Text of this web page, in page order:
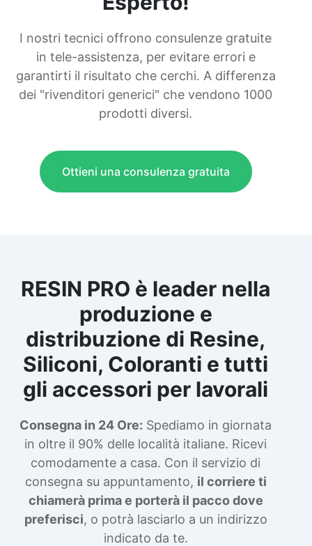
I nostri tecnici offrono consulenze gratuite
in tele-assistenza, per evitare errori e
garantirti il risultato che cerchi. A differenza
dei "rivenditori generici" che vendono 1000
prodotti diversi.
Ottieni una consulenza gratuita
RESIN PRO è leader nella
produzione e
distribuzione di Resine,
Siliconi, Coloranti e tutti
gli accessori per lavorali
Consegna in 24 Ore: Spediamo in giornata
in oltre il 90% delle località italiane. Ricevi
comodamente a casa. Con il servizio di
consegna su appuntamento, il corriere ti
chiamerà prima e porterà il pacco dove
preferisci, o potrà lasciarlo a un indirizzo
indicato da te.